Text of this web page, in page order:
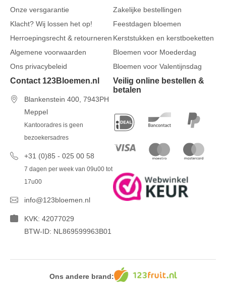
Onze versgarantie
Klacht? Wij lossen het op!
Herroepingsrecht & retourneren
Algemene voorwaarden
Ons privacybeleid
Zakelijke bestellingen
Feestdagen bloemen
Kerststukken en kerstboeketten
Bloemen voor Moederdag
Bloemen voor Valentijnsdag
Contact 123Bloemen.nl
Blankenstein 400, 7943PH
Meppel
Kantooradres is geen
bezoekersadres
+31 (0)85 - 025 00 58
7 dagen per week van 09u00 tot
17u00
info@123bloemen.nl
KVK: 42077029
BTW-ID: NL869599963B01
Veilig online bestellen &
betalen
Ons andere brand: